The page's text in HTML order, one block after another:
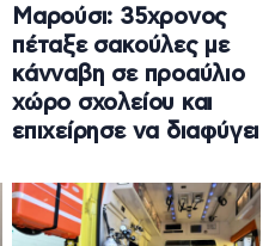
Μαρούσι: 35χρονος
πέταξε σακούλες με
κάνναβη σε προαύλιο
χώρο σχολείου και
επιχείρησε να διαφύγει